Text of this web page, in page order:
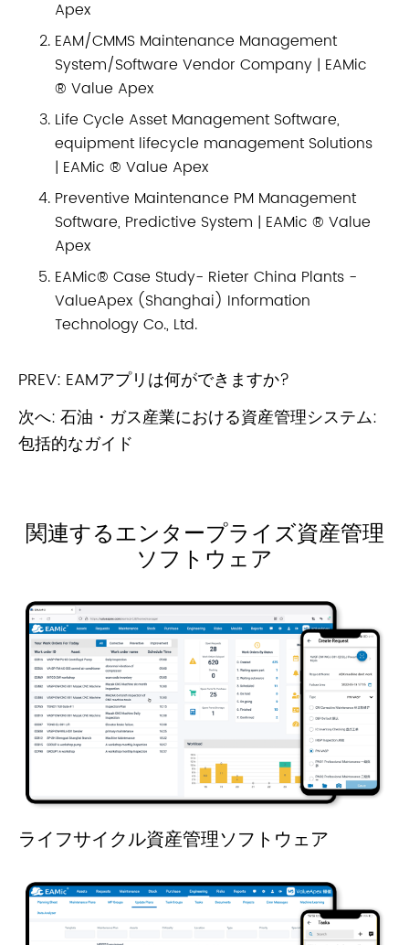
Apex
EAM/CMMS Maintenance Management
System/Software Vendor Company | EAMic
® Value Apex
Life Cycle Asset Management Software,
equipment lifecycle management Solutions
| EAMic ® Value Apex
Preventive Maintenance PM Management
Software, Predictive System | EAMic ® Value
Apex
EAMic® Case Study- Rieter China Plants -
ValueApex (Shanghai) Information
Technology Co., Ltd.
PREV: EAMアプリは何ができますか?
次へ: 石油・ガス産業における資産管理システム:
包括的なガイド
関連するエンタープライズ資産管理
ソフトウェア
ライフサイクル資産管理ソフトウェア